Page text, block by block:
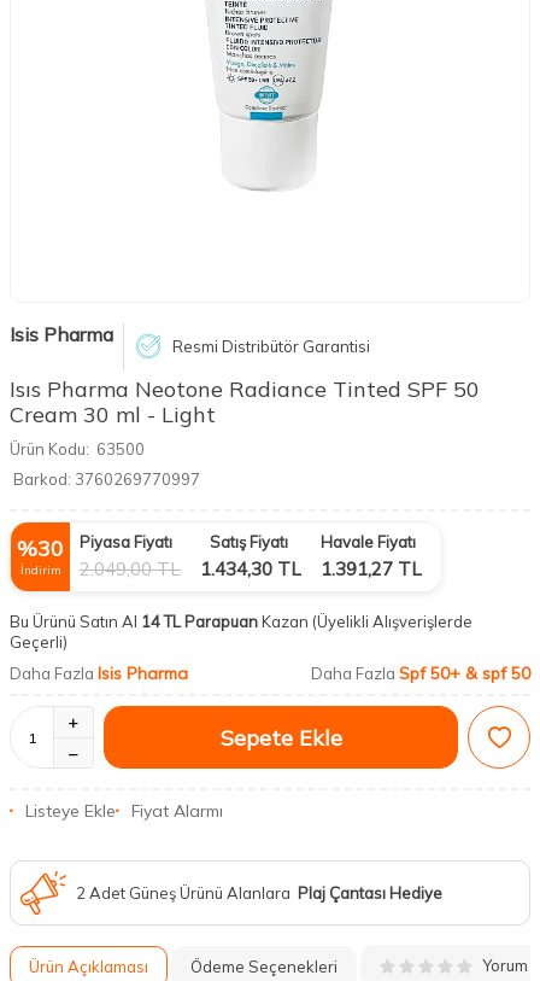
Isis Pharma Resmi Distribütör Garantisi
Isıs Pharma Neotone Radiance Tinted SPF 50
Cream 30 ml - Light
Ürün Kodu: 63500
Barkod: 3760269770997
%30
İndirim
Piyasa Fiyatı
2.049,00TL
Satış Fiyatı
1.434,30 TL
Havale Fiyatı
1.391,27 TL
Bu Ürünü Satın Al 14 TL ParapuanKazan (Üyelikli Alışverişlerde
Geçerli)
Daha Fazla Isis Pharma Daha Fazla Spf 50+ & spf 50
Sepete Ekle
Listeye Ekle Fiyat Alarmı
2 Adet Güneş Ürünü Alanlara Plaj Çantası Hediye
Ürün Açıklaması Ödeme Seçenekleri Yorum